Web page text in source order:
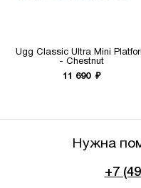
Ugg Classic Ultra Mini
- Chestnut
11 690 ₽
Нужна
+7